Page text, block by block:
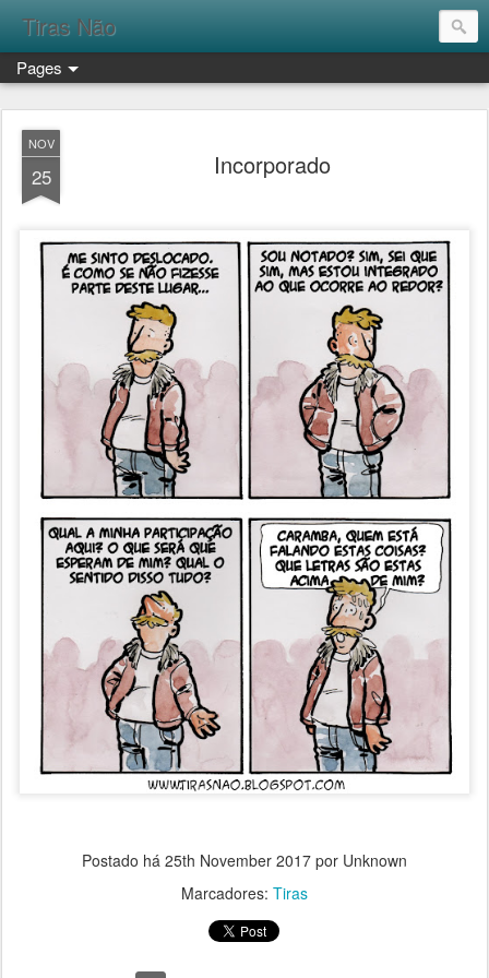
Tiras Não
Pages
NOV
25 Incorporado
Postado há 25th November 2017 por Unknown
Marcadores: Tiras